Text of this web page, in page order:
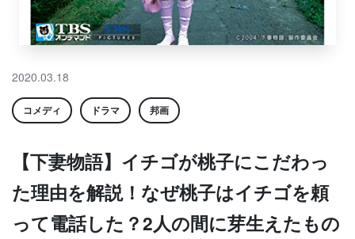
2020.03.18
コメディ ドラマ 邦画
【下妻物語】イチゴが桃子にこだわっ
た理由を解説！なぜ桃子はイチゴを頼
って電話した？2人の間に芽生えたもの